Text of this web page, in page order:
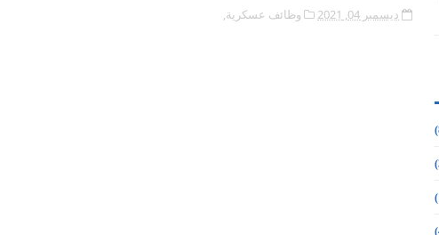
ديسمبر 04, 2021 وظائف عسكرية,